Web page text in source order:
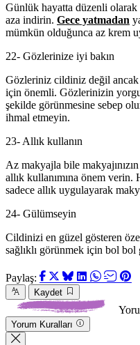
Günlük hayatta düzenli olarak
aza indirin. Gece yatmadan
mümkün olduğunca az krem
22- Gözlerinize iyi bakın
Gözleriniz cildiniz değil ancak
için önemli. Gözlerinizin
şekilde görünmesine sebep
ihmal etmeyin.
23- Allık kullanın
Az makyajla bile
allık kullanımına önem
sadece allık uygulayarak
24- Gülümseyin
Cildinizi en güzel gösteren
sağlıklı görünmek için bol bol
Paylaş:
Kaydet
Yorum Kuralları